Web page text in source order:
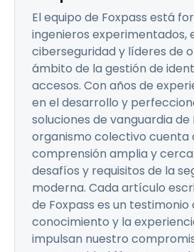
El equipo de Foxpass está
ingenieros experimentados,
ciberseguridad y líderes de
ámbito de la gestión de
accesos. Con años de
en el desarrollo y
soluciones de vanguardia de
organismo colectivo cuenta
comprensión amplia y
desafíos y requisitos de la
moderna. Cada artículo
de Foxpass es un testimonio
conocimiento y la
impulsan nuestro